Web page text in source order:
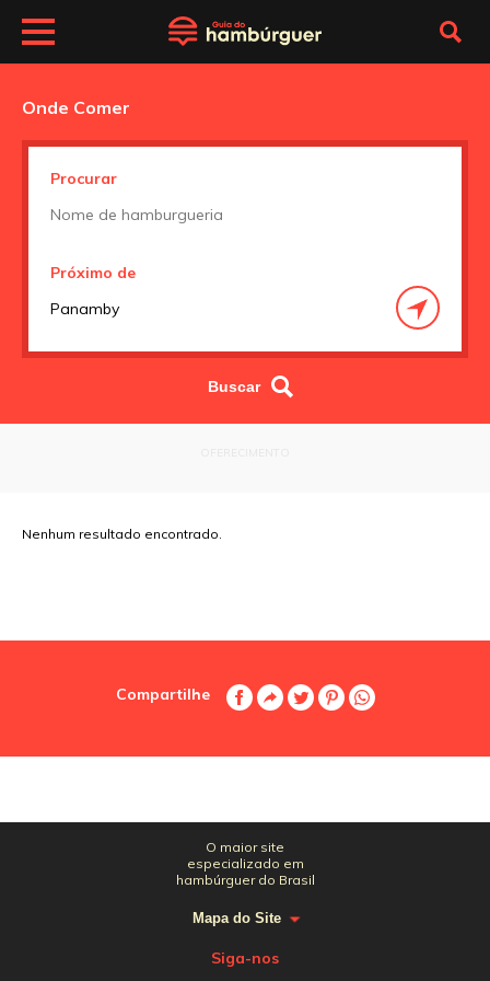
Onde Comer
Procurar
Próximo de
Nenhum resultado encontrado.
Compartilhe
O maior site
especializado em
hambúrguer do Brasil
Mapa do Site
Siga-nos